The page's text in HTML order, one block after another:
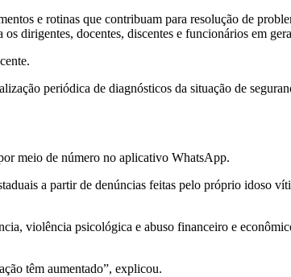
e rotinas que contribuam para resolução de
dirigentes, docentes, discentes e funcionários em
periódica de diagnósticos da situação de
meio de número no aplicativo WhatsApp.
a partir de denúncias feitas pelo próprio idoso
violência psicológica e abuso financeiro e
têm aumentado”, explicou.